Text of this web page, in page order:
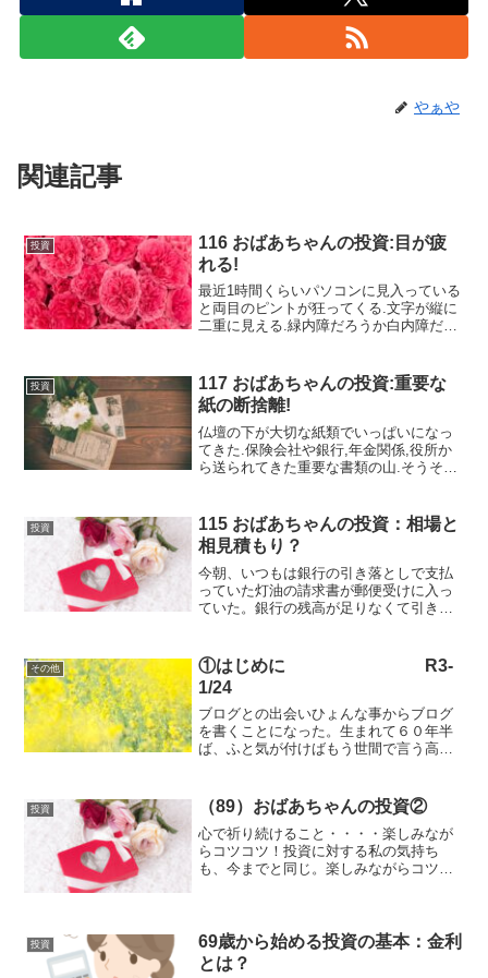
やぁや
関連記事
投資
116 おばあちゃんの投資:目が疲
れる!
最近1時間くらいパソコンに見入っている
と両目のピントが狂ってくる.文字が縦に
二重に見える.緑内障だろうか白内障だろ
今は医療が進んで手術時間も20分足らず.
日帰りで...
投資
117 おばあちゃんの投資:重要な
紙の断捨離!
仏壇の下が大切な紙類でいっぱいになっ
てきた.保険会社や銀行,年金関係,役所か
ら送られてきた重要な書類の山.そうそう!
投資
115 おばあちゃんの投資：相場と
相見積もり？
今朝、いつもは銀行の引き落としで支払
っていた灯油の請求書が郵便受けに入っ
ていた。銀行の残高が足りなくて引き落
今まで灯油の値段など気にすることなく
引き...
その他
①はじめに R3-
1/24
ブログとの出会いひょんな事からブログ
を書くことになった。生まれて６０年半
ば、ふと気が付けばもう世間で言う高齢
く自分に急ブレーキかけたいんだけどど
うすれば？そんな時、スマ...
投資 （89）おばあちゃんの投資②
心で祈り続けること・・・・楽しみなが
らコツコツ！投資に対する私の気持ち
も、今までと同じ。楽しみながらコツコ
も年齢なので、7合目から8...
投資
69歳から始める投資の基本：金利
とは？